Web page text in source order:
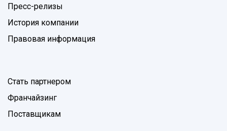
Пресс-релизы
История компании
Правовая информация
Стать партнером
Франчайзинг
Поставщикам